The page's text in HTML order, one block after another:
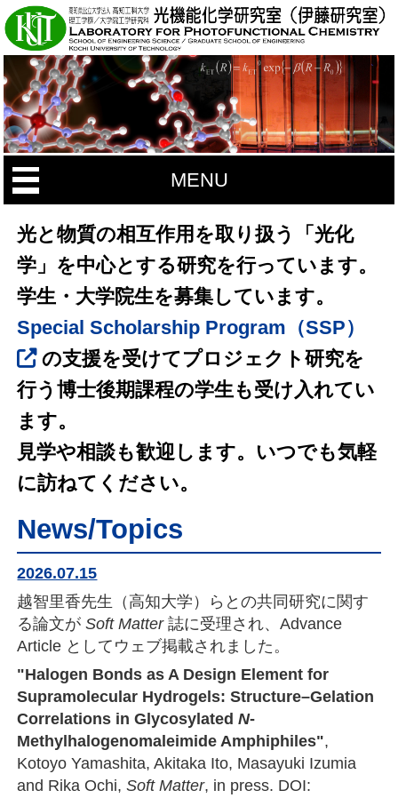
MENU
光と物質の相互作用を取り扱う「光化
学」を中心とする研究を行っています。
学生・大学院生を募集しています。
Special Scholarship Program（SSP）
の支援を受けてプロジェクト研究を
行う博士後期課程の学生も受け入れてい
ます。
見学や相談も歓迎します。いつでも気軽
に訪ねてください。
News/Topics
2026.07.15
越智里香先生（高知大学）らとの共同研究に関す
る論文がSoft Matter誌に受理され、Advance
Article としてウェブ掲載されました。
"Halogen Bonds as A Design Element for
Supramolecular Hydrogels: Structure–Gelation
Correlations in GlycosylatedN-
Methylhalogenomaleimide Amphiphiles",
Kotoyo Yamashita, Akitaka Ito, Masayuki Izumia
and Rika Ochi,Soft Matter, in press. DOI: